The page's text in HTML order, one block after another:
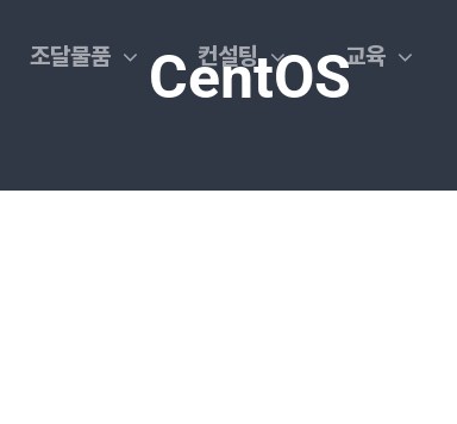
조달물품 컨설팅 교육
CentOS